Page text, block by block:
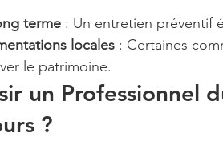
terme : Un entretien préventif
locales : Certaines
le patrimoine.
un Professionnel
?